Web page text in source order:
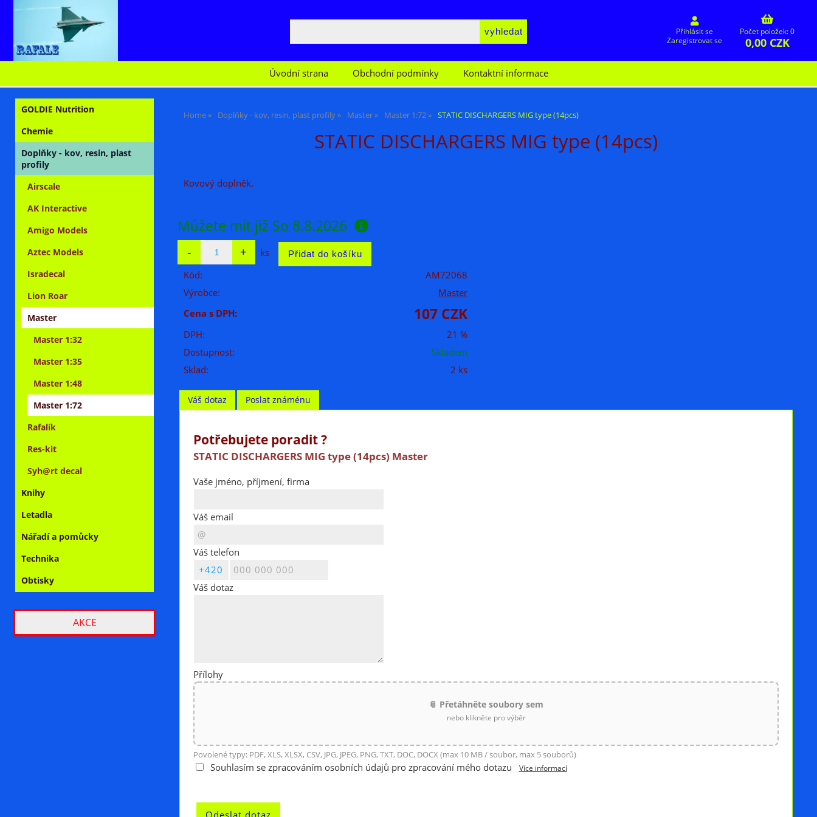
Přihlásit se
Zaregistrovat se
Počet položek: 0
0,00 CZK
Úvodní strana Obchodní podmínky Kontaktní informace
Home Doplňky - kov, resin, plast profily Master Master 1:72 STATIC DISCHARGERS MIG type (14pcs)
STATIC DISCHARGERS MIG type (14pcs)
Kovový doplněk.
Můžete mít již So 8.8.2026
ks
Kód:
AM72068
Výrobce:
Master
Cena s DPH:
107 CZK
DPH:
21 %
Dostupnost:
Skladem
Sklad:
2 ks
Váš dotaz Poslat známénu
Potřebujete poradit ?
STATIC DISCHARGERS MIG type (14pcs) Master
Vaše jméno, příjmení, firma
Váš email
Váš telefon
Váš dotaz
Přílohy
📎 Přetáhněte soubory sem
nebo klikněte pro výběr
Povolené typy: PDF, XLS, XLSX, CSV, JPG, JPEG, PNG, TXT, DOC, DOCX (max 10 MB / soubor, max 5 souborů)
Souhlasím se zpracováním osobních údajů pro zpracování mého dotazu Více informací
GOLDIE Nutrition
Chemie
Doplňky - kov, resin, plast
profily
Airscale
AK Interactive
Amigo Models
Aztec Models
Isradecal
Lion Roar
Master
Master 1:32
Master 1:35
Master 1:48
Master 1:72
Rafalík
Res-kit
Syh@rt decal
Knihy
Letadla
Nářadí a pomůcky
Technika
Obtisky
AKCE